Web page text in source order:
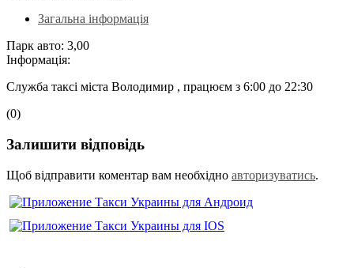
Загальна інформація
Парк авто: 3,00
Інформація:
Служба таксі міста Володимир , працюєм з 6:00 до 22:30
(0)
Залишити відповідь
Щоб відправити коментар вам необхідно авторизуватись.